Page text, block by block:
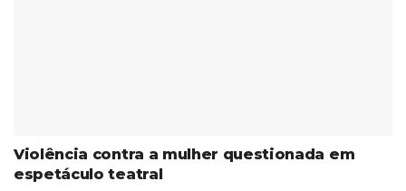
Violência contra a mulher questionada em
espetáculo teatral